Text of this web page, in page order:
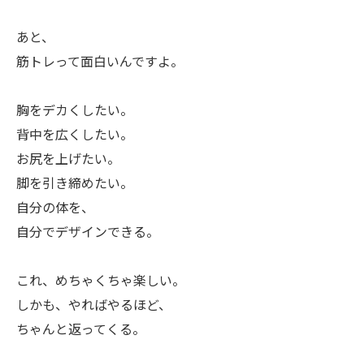
あと、
筋トレって面白いんですよ。
胸をデカくしたい。
背中を広くしたい。
お尻を上げたい。
脚を引き締めたい。
自分の体を、
自分でデザインできる。
これ、めちゃくちゃ楽しい。
しかも、やればやるほど、
ちゃんと返ってくる。